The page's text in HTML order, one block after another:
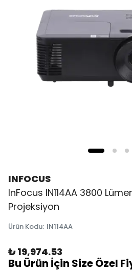
INFOCUS
InFocus IN114AA 3800
Projeksiyon
Ürün Kodu: IN114AA
₺ 19,974.53
Bu Ürün İçin Size Özel